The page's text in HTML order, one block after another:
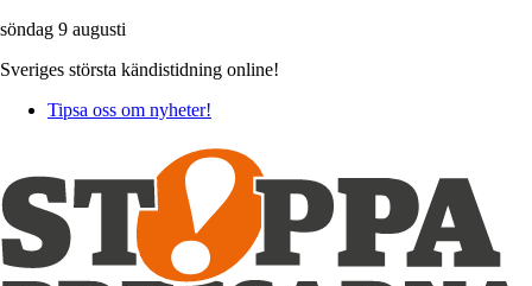
söndag 9 augusti
Sveriges största kändistidning online!
Tipsa oss om nyheter!